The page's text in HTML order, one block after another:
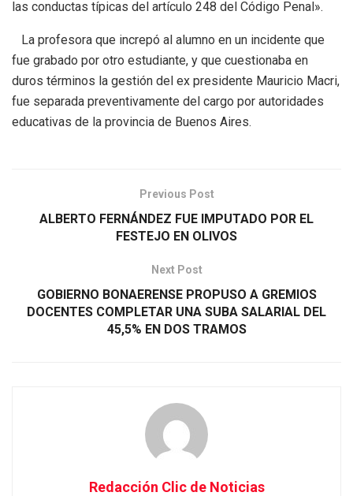
las conductas típicas del artículo 248 del Código Penal».
La profesora que increpó al alumno en un incidente que
fue grabado por otro estudiante, y que cuestionaba en
duros términos la gestión del ex presidente Mauricio Macri,
fue separada preventivamente del cargo por autoridades
educativas de la provincia de Buenos Aires.
Previous Post
ALBERTO FERNÁNDEZ FUE IMPUTADO POR EL
FESTEJO EN OLIVOS
Next Post
GOBIERNO BONAERENSE PROPUSO A GREMIOS
DOCENTES COMPLETAR UNA SUBA SALARIAL DEL
45,5% EN DOS TRAMOS
Redacción Clic de Noticias